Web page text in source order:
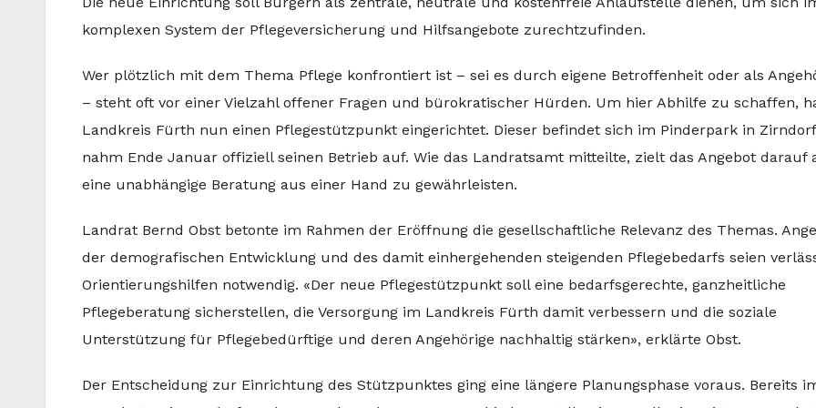
komplexen System der Pflegeversicherung und Hilfsangebote zurechtzufinden.
Wer plötzlich mit dem Thema Pflege konfrontiert ist – sei es durch eigene Betroffenheit oder als
– steht oft vor einer Vielzahl offener Fragen und bürokratischer Hürden. Um hier Abhilfe zu schaffen,
Landkreis Fürth nun einen Pflegestützpunkt eingerichtet. Dieser befindet sich im Pinderpark in
nahm Ende Januar offiziell seinen Betrieb auf. Wie das Landratsamt mitteilte, zielt das Angebot darauf
eine unabhängige Beratung aus einer Hand zu gewährleisten.
Landrat Bernd Obst betonte im Rahmen der Eröffnung die gesellschaftliche Relevanz des Themas.
der demografischen Entwicklung und des damit einhergehenden steigenden Pflegebedarfs seien
Orientierungshilfen notwendig. «Der neue Pflegestützpunkt soll eine bedarfsgerechte, ganzheitliche
Pflegeberatung sicherstellen, die Versorgung im Landkreis Fürth damit verbessern und die soziale
Unterstützung für Pflegebedürftige und deren Angehörige nachhaltig stärken», erklärte Obst.
Der Entscheidung zur Einrichtung des Stützpunktes ging eine längere Planungsphase voraus. Bereits